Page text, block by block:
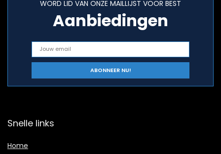
WORD LID VAN ONZE MAILLIJST VOOR BEST
Aanbiedingen
Snelle links
Home